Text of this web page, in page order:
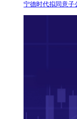
宁德时代拟同意子